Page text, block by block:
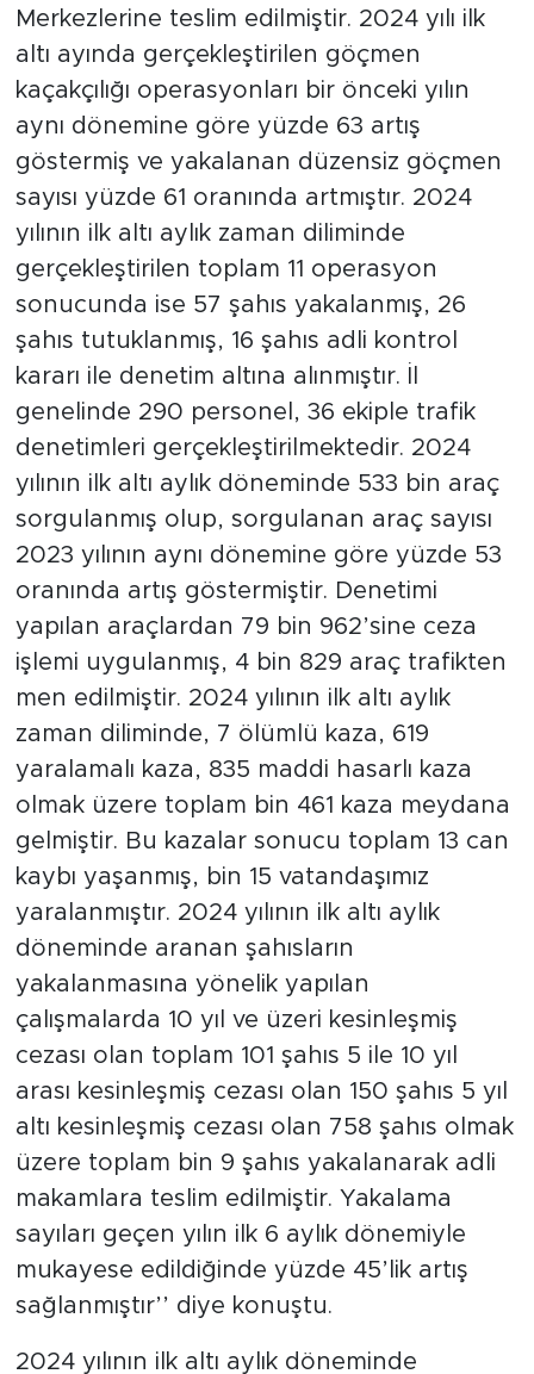
Merkezlerine teslim edilmiştir. 2024 yılı ilk
altı ayında gerçekleştirilen göçmen
kaçakçılığı operasyonları bir önceki yılın
aynı dönemine göre yüzde 63 artış
göstermiş ve yakalanan düzensiz göçmen
sayısı yüzde 61 oranında artmıştır. 2024
yılının ilk altı aylık zaman diliminde
gerçekleştirilen toplam 11 operasyon
sonucunda ise 57 şahıs yakalanmış, 26
şahıs tutuklanmış, 16 şahıs adli kontrol
kararı ile denetim altına alınmıştır. İl
genelinde 290 personel, 36 ekiple trafik
denetimleri gerçekleştirilmektedir. 2024
yılının ilk altı aylık döneminde 533 bin araç
sorgulanmış olup, sorgulanan araç sayısı
2023 yılının aynı dönemine göre yüzde 53
oranında artış göstermiştir. Denetimi
yapılan araçlardan 79 bin 962’sine ceza
işlemi uygulanmış, 4 bin 829 araç trafikten
men edilmiştir. 2024 yılının ilk altı aylık
zaman diliminde, 7 ölümlü kaza, 619
yaralamalı kaza, 835 maddi hasarlı kaza
olmak üzere toplam bin 461 kaza meydana
gelmiştir. Bu kazalar sonucu toplam 13 can
kaybı yaşanmış, bin 15 vatandaşımız
yaralanmıştır. 2024 yılının ilk altı aylık
döneminde aranan şahısların
yakalanmasına yönelik yapılan
çalışmalarda 10 yıl ve üzeri kesinleşmiş
cezası olan toplam 101 şahıs 5 ile 10 yıl
arası kesinleşmiş cezası olan 150 şahıs 5 yıl
altı kesinleşmiş cezası olan 758 şahıs olmak
üzere toplam bin 9 şahıs yakalanarak adli
makamlara teslim edilmiştir. Yakalama
sayıları geçen yılın ilk 6 aylık dönemiyle
mukayese edildiğinde yüzde 45’lik artış
sağlanmıştır’’ diye konuştu.
2024 yılının ilk altı aylık döneminde